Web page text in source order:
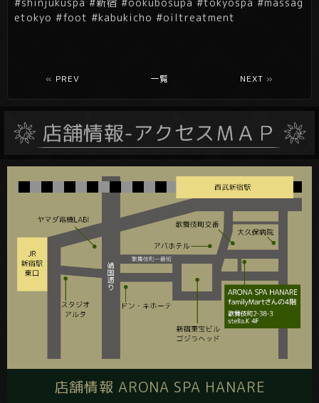
etokyo #foot #kabukicho #oiltreatment
« PREV 一覧 NEXT »
店舗情報 ARONA SPA HANARE